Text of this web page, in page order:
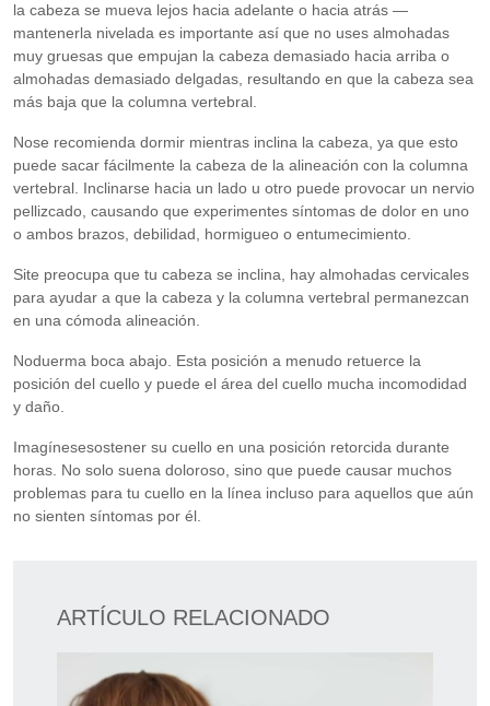
la cabeza se mueva lejos hacia adelante o hacia atrás —
mantenerla nivelada es importante así que no uses almohadas
muy gruesas que empujan la cabeza demasiado hacia arriba o
almohadas demasiado delgadas, resultando en que la cabeza sea
más baja que la columna vertebral.
Nose recomienda dormir mientras inclina la cabeza, ya que esto
puede sacar fácilmente la cabeza de la alineación con la columna
vertebral. Inclinarse hacia un lado u otro puede provocar un nervio
pellizcado, causando que experimentes síntomas de dolor en uno
o ambos brazos, debilidad, hormigueo o entumecimiento.
Site preocupa que tu cabeza se inclina, hay almohadas cervicales
para ayudar a que la cabeza y la columna vertebral permanezcan
en una cómoda alineación.
Noduerma boca abajo. Esta posición a menudo retuerce la
posición del cuello y puede el área del cuello mucha incomodidad
y daño.
Imagínesesostener su cuello en una posición retorcida durante
horas. No solo suena doloroso, sino que puede causar muchos
problemas para tu cuello en la línea incluso para aquellos que aún
no sienten síntomas por él.
ARTÍCULO RELACIONADO